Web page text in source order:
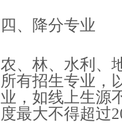
四、降分专业
农、林、水利、
所有招生专业，
业，如线上生源
度最大不得超过